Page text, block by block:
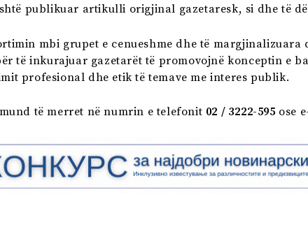
publikuar artikulli origjinal gazetaresk, si dhe të
mbi grupet e cenueshme dhe të
të inkurajuar gazetarët të promovojnë konceptin e
profesional dhe etik të temave me interes publik.
të merret në numrin e telefonit 02 / 3222-595 ose